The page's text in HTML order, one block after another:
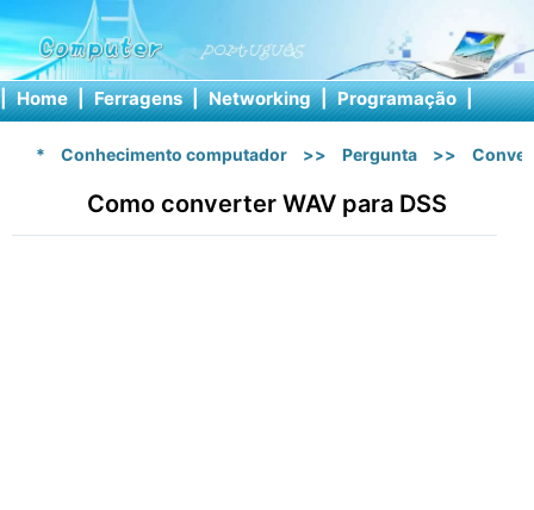
| Home | Ferragens | Networking | Programação |
* Conhecimento computador >> Pergunta >>
Como converter WAV para DSS